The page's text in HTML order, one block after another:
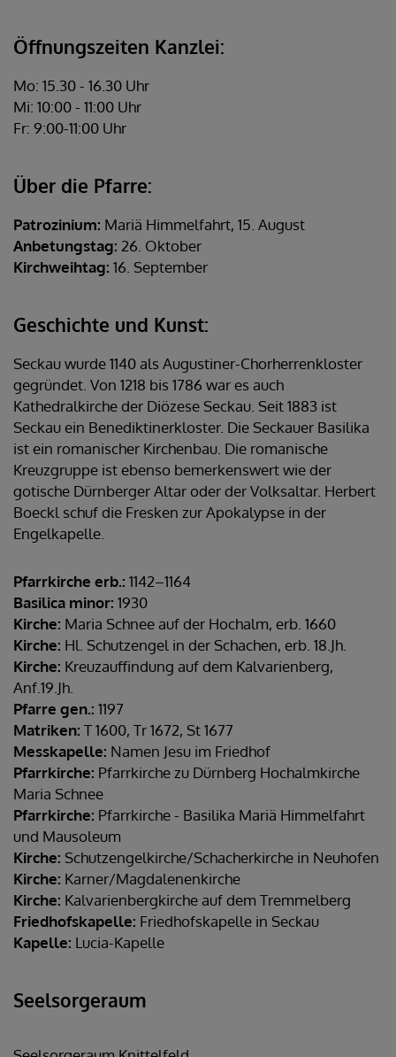
Öffnungszeiten Kanzlei:
Mo: 15.30 - 16.30 Uhr
Mi: 10:00 - 11:00 Uhr
Fr: 9:00-11:00 Uhr
Über die Pfarre:
Patrozinium: Mariä Himmelfahrt, 15. August
Anbetungstag: 26. Oktober
Kirchweihtag: 16. September
Geschichte und Kunst:
Seckau wurde 1140 als Augustiner-Chorherrenkloster
gegründet. Von 1218 bis 1786 war es auch
Kathedralkirche der Diözese Seckau. Seit 1883 ist
Seckau ein Benediktinerkloster. Die Seckauer Basilika
ist ein romanischer Kirchenbau. Die romanische
Kreuzgruppe ist ebenso bemerkenswert wie der
gotische Dürnberger Altar oder der Volksaltar. Herbert
Boeckl schuf die Fresken zur Apokalypse in der
Engelkapelle.
Pfarrkirche erb.: 1142–1164
Basilica minor: 1930
Kirche: Maria Schnee auf der Hochalm, erb. 1660
Kirche: Hl. Schutzengel in der Schachen, erb. 18.Jh.
Kirche: Kreuzauffindung auf dem Kalvarienberg,
Anf.19.Jh.
Pfarre gen.: 1197
Matriken: T 1600, Tr 1672, St 1677
Messkapelle: Namen Jesu im Friedhof
Pfarrkirche: Pfarrkirche zu Dürnberg Hochalmkirche
Maria Schnee
Pfarrkirche: Pfarrkirche - Basilika Mariä Himmelfahrt
und Mausoleum
Kirche: Schutzengelkirche/Schacherkirche in Neuhofen
Kirche: Karner/Magdalenenkirche
Kirche: Kalvarienbergkirche auf dem Tremmelberg
Friedhofskapelle: Friedhofskapelle in Seckau
Kapelle: Lucia-Kapelle
Seelsorgeraum